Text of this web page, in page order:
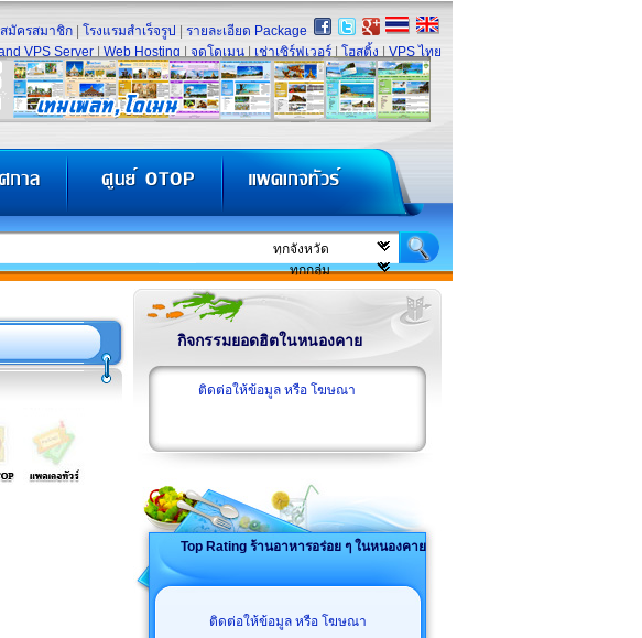
สมัครสมาชิก โรงแรมสำเร็จรูป
รายละเอียด Package
VPS Server Web Hosting จดโดเมน เช่าเซิร์ฟเวอร์ โฮสติ้ง VPS ไทย
กิจกรรมยอดฮิตในหนองคาย
ติดต่อให้ข้อมูล หรือ โฆษณา
Top Rating ร้านอาหารอร่อย ๆ ในหนองคาย
ติดต่อให้ข้อมูล หรือ โฆษณา